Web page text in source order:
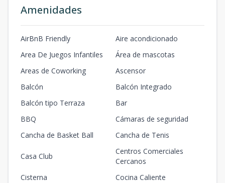
Amenidades
AirBnB Friendly
Aire acondicionado
Area De Juegos Infantiles
Área de mascotas
Areas de Coworking
Ascensor
Balcón
Balcón Integrado
Balcón tipo Terraza
Bar
BBQ
Cámaras de seguridad
Cancha de Basket Ball
Cancha de Tenis
Casa Club
Centros Comerciales
Cercanos
Cisterna
Cocina Caliente